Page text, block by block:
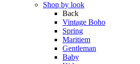
Shop by look
Back
Vintage Boho
Spring
Maritiem
Gentleman
Baby